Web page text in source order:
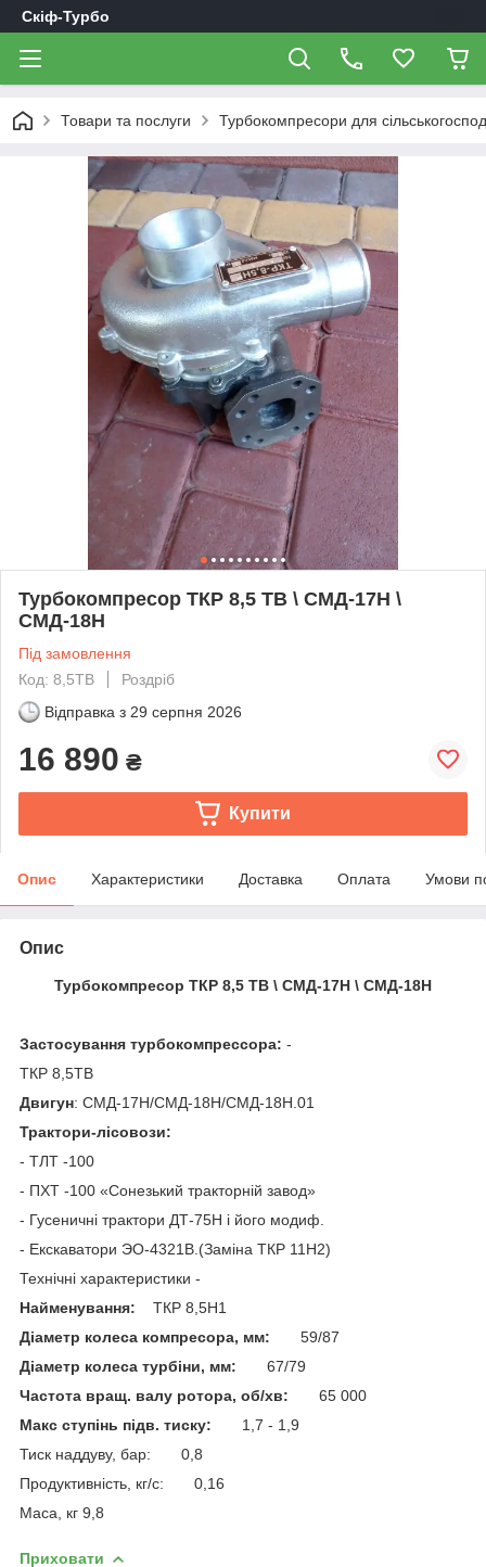
Скіф-Турбо
Товари та послуги Турбокомпресори для
Турбокомпресор ТКР 8,5 ТВ \ СМД-17Н \
СМД-18Н
Під замовлення
Код: 8,5ТВ
Роздріб
Відправка з 29 серпня 2026
16 890 ₴
Купити
Опис Характеристики Доставка Оплата Умови
Опис
Турбокомпресор ТКР 8,5 ТВ \ СМД-17Н \ СМД-18Н
Застосування турбокомпрессора: -
ТКР 8,5ТВ
Двигун: СМД-17Н/СМД-18Н/СМД-18Н.01
Трактори-лісовози:
- ТЛТ -100
- ПХТ -100 «Сонезький тракторній завод»
- Гусеничні трактори ДТ-75Н і його модиф.
- Екскаватори ЭО-4321В.(Заміна ТКР 11Н2)
Технічні характеристики -
Найменування: ТКР 8,5H1
Діаметр колеса компресора, мм: 59/87
Діаметр колеса турбіни, мм:
67/79
Частота вращ. валу ротора, об/хв:
65 000
Макс ступінь підв. тиску:
1,7 - 1,9
Тиск наддуву, бар: 0,8
Продуктивність, кг/с: 0,16
Маса, кг 9,8
Приховати